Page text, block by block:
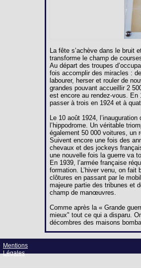
La fête s’achève dans le bruit
transforme le champ de
Au départ des troupes
fois accomplir des miracles :
labourer, herser et rouler de
grandes pouvant accueillir 2
est encore au rendez-vous. En
passer à trois en 1924 et à
Le 10 août 1924,
l’hippodrome. Un véritable
également 50 000 voitures, un
Suivent encore une fois des
chevaux et des jockeys
une nouvelle fois la guerre va
En 1939, l’armée française
formation. L’hiver venu, on
clôtures en passant par le
majeure partie des tribunes et
champ de manœuvres.
Comme après la « Grande
mieux" tout ce qui a disparu.
décombres des maisons
Mentions
Légales